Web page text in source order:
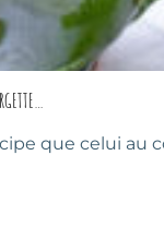
que celui au